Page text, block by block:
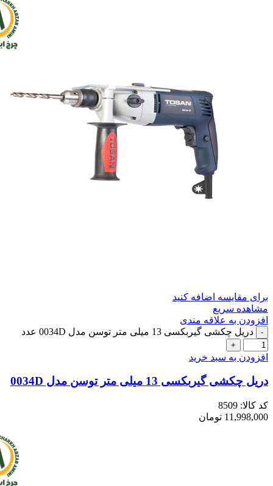
برای مقایسه اضافه کنید
مشاهده سریع
افزودن به علاقه مندی
دریل چکشی گیربکسی 13 میلی متر توسن مدل 0034D عدد
افزودن به سبد خرید
دریل چکشی گیربکسی 13 میلی متر توسن مدل 0034D
کد کالا: 8509
11,998,000 تومان